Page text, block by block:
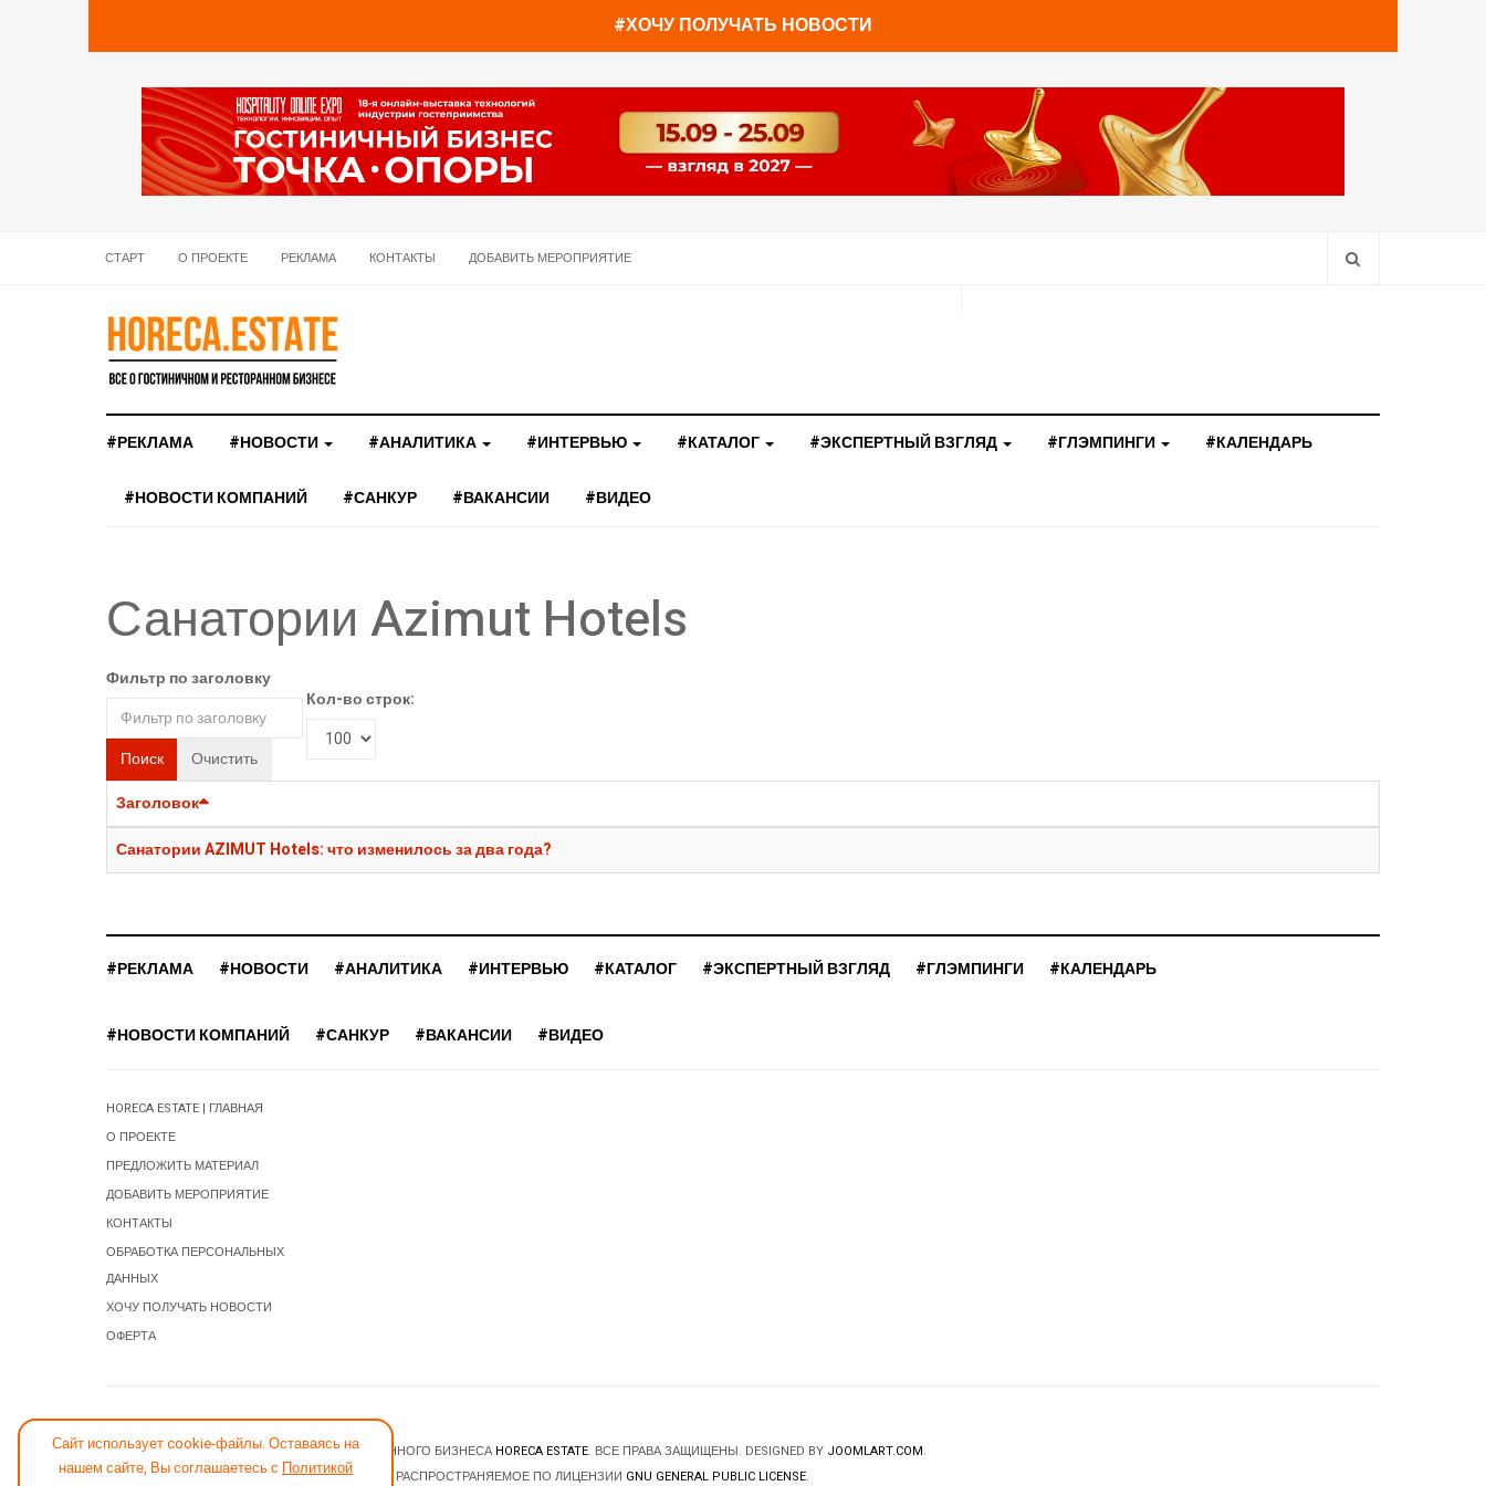
#ХОЧУ ПОЛУЧАТЬ НОВОСТИ
СТАРТ О ПРОЕКТЕ РЕКЛАМА КОНТАКТЫ ДОБАВИТЬ МЕРОПРИЯТИЕ
#РЕКЛАМА #НОВОСТИ #АНАЛИТИКА #ИНТЕРВЬЮ #КАТАЛОГ #ЭКСПЕРТНЫЙ ВЗГЛЯД #ГЛЭМПИНГИ #КАЛЕНДАРЬ
#НОВОСТИ КОМПАНИЙ #САНКУР #ВАКАНСИИ #ВИДЕО
Санатории Azimut Hotels
Фильтр по заголовку
Поиск Очистить
Кол-во строк:
Заголовок
Санатории AZIMUT Hotels: что изменилось за два года?
Сайт использует cookie-файлы. Оставаясь на
нашем сайте, Вы соглашаетесь с Политикой
#РЕКЛАМА #НОВОСТИ #АНАЛИТИКА #ИНТЕРВЬЮ #КАТАЛОГ #ЭКСПЕРТНЫЙ ВЗГЛЯД #ГЛЭМПИНГИ #КАЛЕНДАРЬ
#НОВОСТИ КОМПАНИЙ #САНКУР #ВАКАНСИИ #ВИДЕО
HORECA ESTATE | ГЛАВНАЯ
О ПРОЕКТЕ
ПРЕДЛОЖИТЬ МАТЕРИАЛ
ДОБАВИТЬ МЕРОПРИЯТИЕ
КОНТАКТЫ
ОБРАБОТКА ПЕРСОНАЛЬНЫХ
ДАННЫХ
ХОЧУ ПОЛУЧАТЬ НОВОСТИ
ОФЕРТА
© 2026 НОВОСТИ ГОСТИНИЧНОГО И РЕСТОРАННОГО БИЗНЕСА HORECA ESTATE. ВСЕ ПРАВА ЗАЩИЩЕНЫ. DESIGNED BY JOOMLART.COM.
JOOMLA! CMS- ПРОГРАММНОЕ ОБЕСПЕЧЕНИЕ, РАСПРОСТРАНЯЕМОЕ ПО ЛИЦЕНЗИИ GNU GENERAL PUBLIC LICENSE.